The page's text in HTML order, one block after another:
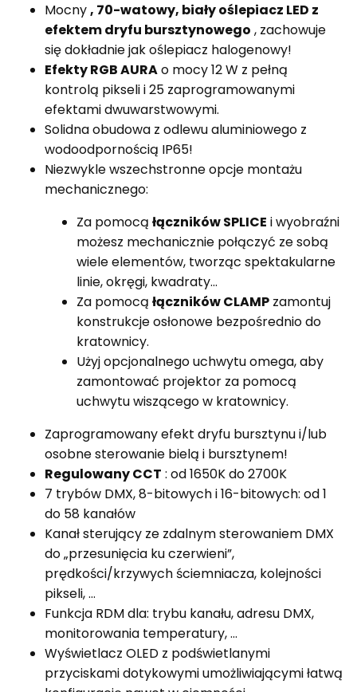
Mocny, 70-watowy, biały oślepiacz LED z
efektem dryfu bursztynowego , zachowuje
się dokładnie jak oślepiacz halogenowy!
Efekty RGB AURAo mocy 12 W z pełną
kontrolą pikseli i 25 zaprogramowanymi
efektami dwuwarstwowymi.
Solidna obudowa z odlewu aluminiowego z
wodoodpornością IP65!
Niezwykle wszechstronne opcje montażu
mechanicznego:
Za pomocą łączników SPLICE i wyobraźni
możesz mechanicznie połączyć ze sobą
wiele elementów, tworząc spektakularne
linie, okręgi, kwadraty...
Za pomocą łączników CLAMP zamontuj
konstrukcje osłonowe bezpośrednio do
kratownicy.
Użyj opcjonalnego uchwytu omega, aby
zamontować projektor za pomocą
uchwytu wiszącego w kratownicy.
Zaprogramowany efekt dryfu bursztynu i/lub
osobne sterowanie bielą i bursztynem!
Regulowany CCT : od 1650K do 2700K
7 trybów DMX, 8-bitowych i 16-bitowych: od 1
do 58 kanałów
Kanał sterujący ze zdalnym sterowaniem DMX
do „przesunięcia ku czerwieni”,
prędkości/krzywych ściemniacza, kolejności
pikseli, …
Funkcja RDM dla: trybu kanału, adresu DMX,
monitorowania temperatury, …
Wyświetlacz OLED z podświetlanymi
przyciskami dotykowymi umożliwiającymi łatwą